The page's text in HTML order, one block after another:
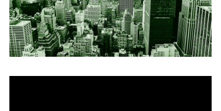
運営会社
ファミリーオフィスとは
関連書籍
メールマガジン登録
よくある質問